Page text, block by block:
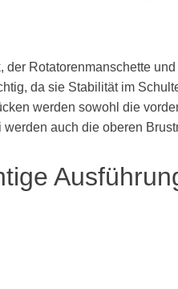
Rotatorenmanschette
da sie Stabilität im
werden sowohl die
auch die oberen